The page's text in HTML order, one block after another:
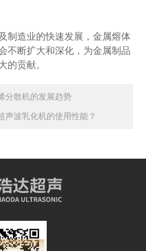
造业的快速发展，金属熔体
不断扩大和深化，为金属制品
的贡献。
分散机的发展趋势
声波乳化机的使用性能？